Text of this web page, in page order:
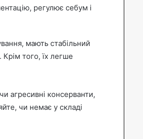
регулює себум і
мають стабільний
Крім того, їх легше
агресивні консерванти,
чи немає у складі